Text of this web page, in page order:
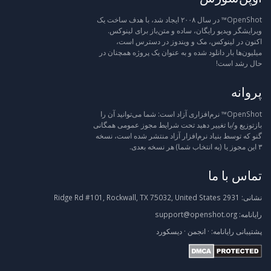
OpenShot™ در سال ۲۰۰۸ ایجاد شد، با هدف ساخت یک
ویرایشگر ویدیو رایگان، ساده و متن‌باز برای لینوکس.
اکنون در لینوکس، مک و ویندوز در دسترس است،
میلیون‌ها بار دانلود شده و به عنوان یک پروژه همچنان در
حال رشد است!
پروانه
OpenShot™ نرم‌افزاری آزاد است: شما می‌توانید آن را
بازتوزیع و/یا تغییر دهید تحت شرایط مجوز عمومی همگانی
گنو که توسط بنیاد نرم‌افزار آزاد منتشر شده است، نسخه
۳ این مجوز یا (به انتخاب شما) هر نسخه بعدی.
تماس با ما
نشانی:
رایانامه: support@openshot.org
پشتیبانی رایانامه: · انجمن · دیسکورد